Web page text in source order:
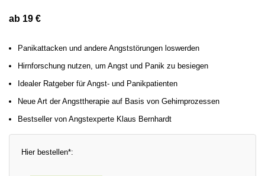
19 €
Panikattacken und andere Angststörungen loswerden
Hirnforschung nutzen, um Angst und Panik zu besiegen
Idealer Ratgeber für Angst- und Panikpatienten
Neue Art der Angsttherapie auf Basis von Gehirnprozessen
Bestseller von Angstexperte Klaus Bernhardt
Hier bestellen*: